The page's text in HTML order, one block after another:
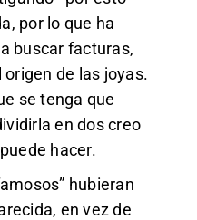
por lo que ha
buscar facturas,
de las joyas.
se tenga que
en dos creo
hacer.
hubieran
en vez de